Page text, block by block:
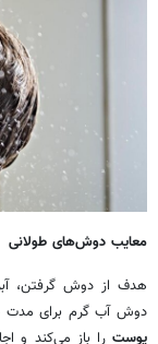
معایب دوش‌های طولانی
هدف از دوش گرفتن،
دوش آب گرم برای مدت
پوسترا باز می‌کند و